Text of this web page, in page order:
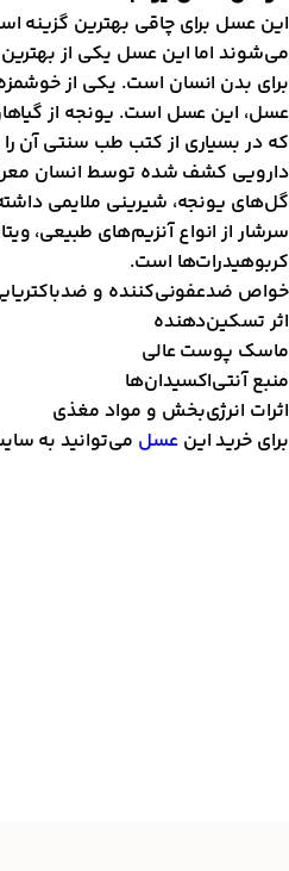
عسل برای چاقی بهترین گزینه
اما این عسل یکی از
بدن انسان است. یکی از
این عسل است. یونجه از
در بسیاری از کتب طب سنتی آن را
کشف شده توسط انسان
یونجه، شیرینی ملایمی
از انواع آنزیم‌های طبیعی،
است.
ضدعفونی‌کننده و
تسکین‌دهنده
پوست عالی
آنتی‌اکسیدان‌ها
انرژی‌بخش و مواد مغذی
خرید اینعسلمی‌توانید به